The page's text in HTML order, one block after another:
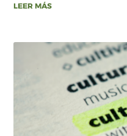
LEER MÁS